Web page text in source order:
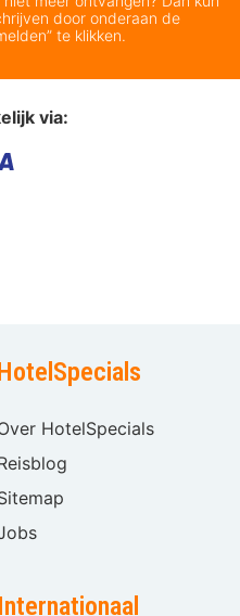
door onderaan de
te klikken.
via:
HotelSpecials
Internationaal